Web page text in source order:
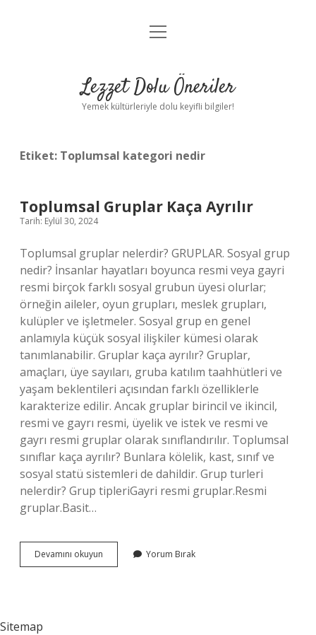
Anasayfa
Yasal Uyarı
menüyü
Lezzet Dolu Öneriler
Yemek kültürleriyle dolu keyifli bilgiler!
Etiket: Toplumsal kategori nedir
Toplumsal Gruplar Kaça Ayrılır
Tarih: Eylül 30, 2024
Toplumsal gruplar nelerdir? GRUPLAR. Sosyal grup
nedir? İnsanlar hayatları boyunca resmi veya gayri
resmi birçok farklı sosyal grubun üyesi olurlar;
örneğin aileler, oyun grupları, meslek grupları,
kulüpler ve işletmeler. Sosyal grup en genel
anlamıyla küçük sosyal ilişkiler kümesi olarak
tanımlanabilir. Gruplar kaça ayrılır? Gruplar,
amaçları, üye sayıları, gruba katılım taahhütleri ve
yaşam beklentileri açısından farklı özelliklerle
karakterize edilir. Ancak gruplar birincil ve ikincil,
resmi ve gayrı resmi, üyelik ve istek ve resmi ve
gayrı resmi gruplar olarak sınıflandırılır. Toplumsal
sınıflar kaça ayrılır? Bunlara kölelik, kast, sınıf ve
sosyal statü sistemleri de dahildir. Grup turleri
nelerdir? Grup tipleriGayri resmi gruplar.Resmi
gruplar.Basit…
Devamını okuyun Toplumsal
Gruplar
Yorum Bırak
Sitemap